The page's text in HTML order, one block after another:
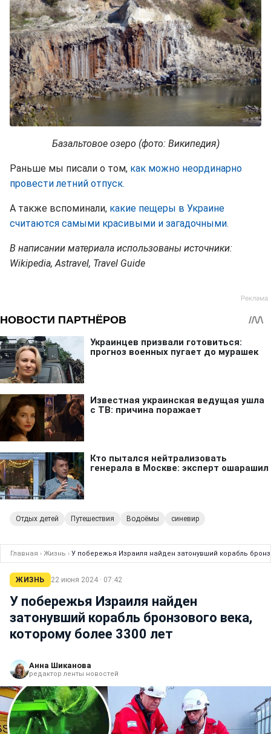
Базальтовое озеро (фото: Википедия)
Раньше мы писали о том, как можно неординарно
провести летний отпуск.
А также вспоминали, какие пещеры в Украине
считаются самыми красивыми и загадочными.
В написании материала использованы источники:
Wikipedia, Astravel, Travel Guide
Отдых детей Путешествия Водоёмы синевир
Главная › Жизнь › У побережья Израиля найден затонувший корабль
ЖИЗНЬ 22 июня 2024 · 07:42
У побережья Израиля найден
затонувший корабль бронзового века,
которому более 3300 лет
Анна Шиканова
редактор ленты новостей